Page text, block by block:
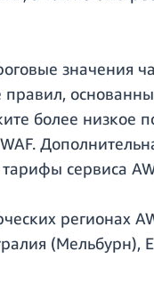
значения
более низкое
сервиса
регионах